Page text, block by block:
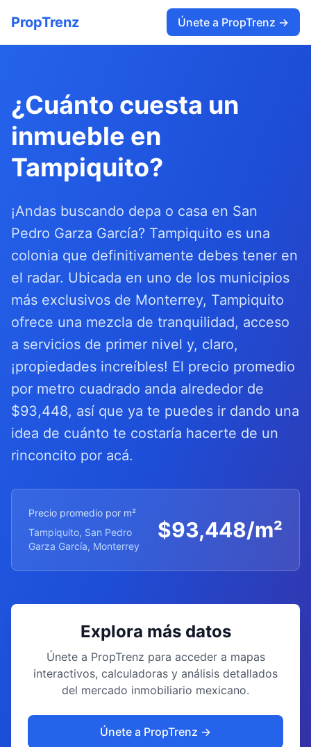
PropTrenz Únete a PropTrenz →
¿Cuánto cuesta un
inmueble en
Tampiquito?
¡Andas buscando depa o casa en San
Pedro Garza García? Tampiquito es una
colonia que definitivamente debes tener en
el radar. Ubicada en uno de los municipios
más exclusivos de Monterrey, Tampiquito
ofrece una mezcla de tranquilidad, acceso
a servicios de primer nivel y, claro,
¡propiedades increíbles! El precio promedio
por metro cuadrado anda alrededor de
$93,448, así que ya te puedes ir dando una
idea de cuánto te costaría hacerte de un
rinconcito por acá.
Precio promedio por m²
Tampiquito, San Pedro
Garza García, Monterrey
$93,448/m²
Explora más datos
Únete a PropTrenz para acceder a mapas
interactivos, calculadoras y análisis detallados
del mercado inmobiliario mexicano.
Únete a PropTrenz →